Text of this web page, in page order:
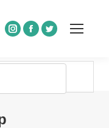
Instagram
Facebook
Twitter